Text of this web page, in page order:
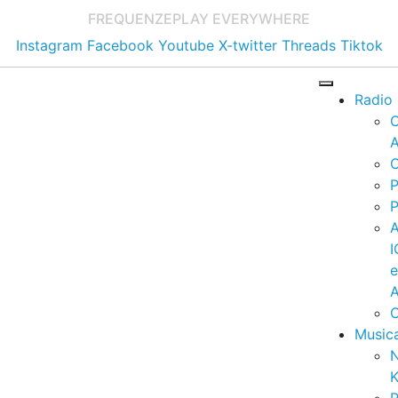
FREQUENZEPLAY EVERYWHERE
Instagram Facebook Youtube X-twitter Threads Tiktok
Radio
e